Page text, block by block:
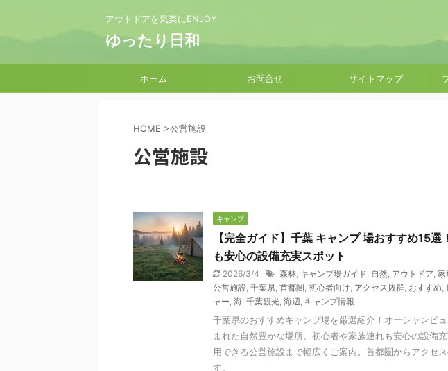
アウトドアを気楽にENJOY
ゆったり日和
ホーム お問合せ サイトマップ
HOME >公営施設
公営施設
キャンプ
【完全ガイド】千葉 キャンプ 場おすすめ15
も安心の設備充実スポット
2026/3/4 森林, キャンプ場ガイド, 自然, アウトドア, 家
公営施設, 千葉県, 首都圏, 初心者向け, アクセス抜群, おすすめ,
ャー, 海, 千葉観光, 海辺, キャンプ情報
千葉県のおすすめキャンプ場を厳選紹介！オーシャンビ
まれた自然豊かな場所、初心者や家族連れも安心の設備
用できる公営施設まで幅広くご案内。首都圏からアクセ
す。